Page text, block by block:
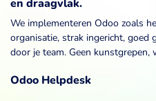
en draagvlak.
We implementeren Odoo zoals
organisatie, strak ingericht, goed
door je team. Geen
Odoo Helpdesk